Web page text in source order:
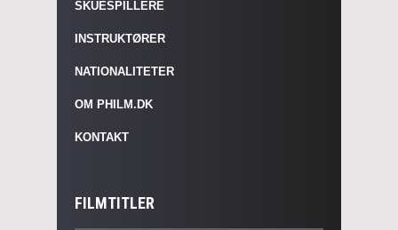
SKUESPILLERE
INSTRUKTØRER
NATIONALITETER
OM PHILM.DK
KONTAKT
FILMTITLER